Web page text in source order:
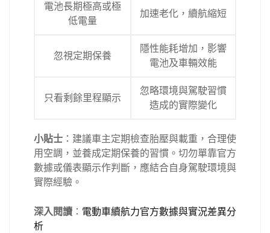
電池長期極高或極
低電量
加速老化，續航縮短
忽視定期保養
隱性能耗增加，影響
電池及車輛效能
只看剩餘里程顯示
忽略環境與駕駛習慣
造成的實際變化
小貼士 ：建議車主定期檢查胎壓與載重，合理使
用空調，並養成定期保養的習慣。切勿單靠官方
數據或儀表顯示作判斷，應結合自身駕駛環境與
實際經驗。
深入閱讀 ： 電動車續航力官方數據與實況差異分
析